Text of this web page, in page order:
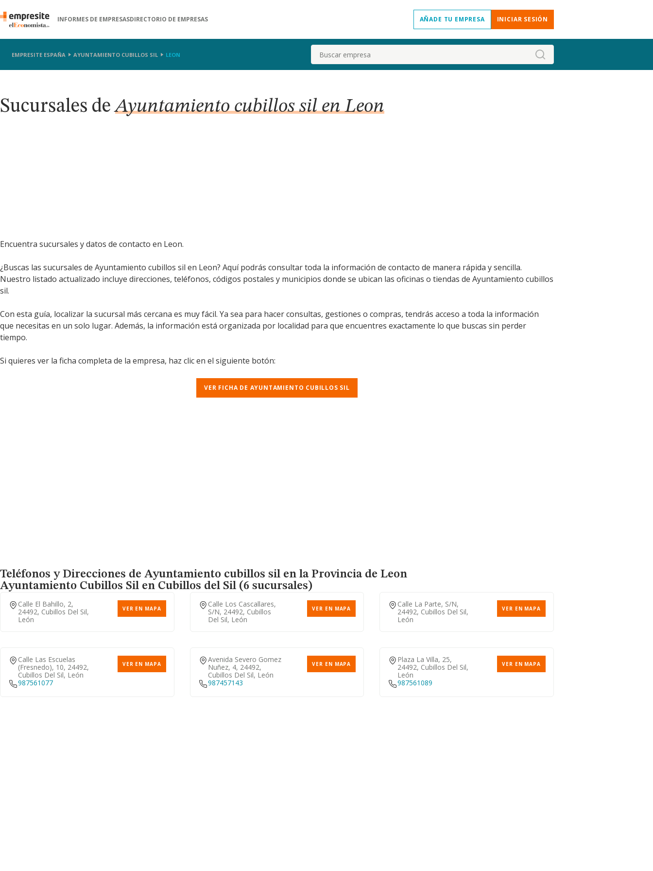
INFORMES DE EMPRESASDIRECTORIO DE EMPRESAS AÑADE TU EMPRESA INICIAR SESIÓN
EMPRESITE ESPAÑA AYUNTAMIENTO CUBILLOS SIL LEON Buscar
Sucursales deAyuntamiento cubillos sil en Leon
Encuentra sucursales y datos de contacto en Leon.
¿Buscas las sucursales de Ayuntamiento cubillos sil en Leon? Aquí podrás consultar toda la información de contacto de manera rápida y sencilla.
Nuestro listado actualizado incluye direcciones, teléfonos, códigos postales y municipios donde se ubican las oficinas o tiendas de Ayuntamiento cubillos
sil.
Con esta guía, localizar la sucursal más cercana es muy fácil. Ya sea para hacer consultas, gestiones o compras, tendrás acceso a toda la información
que necesitas en un solo lugar. Además, la información está organizada por localidad para que encuentres exactamente lo que buscas sin perder
tiempo.
Si quieres ver la ficha completa de la empresa, haz clic en el siguiente botón:
VER FICHA DE AYUNTAMIENTO CUBILLOS SIL
Teléfonos y Direcciones de Ayuntamiento cubillos sil en la Provincia de Leon
Ayuntamiento Cubillos Sil en Cubillos del Sil (6 sucursales)
Calle El Bahillo, 2,
24492, Cubillos Del Sil,
León
VER EN MAPA
Calle Los Cascallares,
S/n, 24492, Cubillos
Del Sil, León
VER EN MAPA
Calle La Parte, S/n,
24492, Cubillos Del Sil,
León
VER EN MAPA
Calle Las Escuelas
(fresnedo), 10, 24492,
Cubillos Del Sil, León
VER EN MAPA
987561077
Avenida Severo Gomez
Nuñez, 4, 24492,
Cubillos Del Sil, León
VER EN MAPA
987457143
Plaza La Villa, 25,
24492, Cubillos Del Sil,
León
VER EN MAPA
987561089